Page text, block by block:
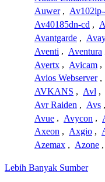
Auwer ,
Av40185dn-cd ,
Avantgarde ,
Aventi , Aventura
Avertx , Avicam ,
Avios Webserver ,
AVKANS , Avl ,
Avr Raiden , Avs ,
Avue , Avycon ,
Axeon , Axgio ,
Azemax , Azone ,
Lebih Banyak Sumber